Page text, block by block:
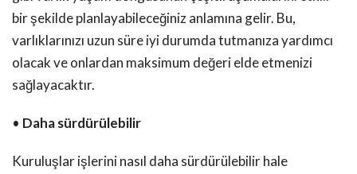
bir şekilde planlayabileceğiniz anlamına gelir. Bu,
varlıklarınızı uzun süre iyi durumda tutmanıza yardımcı
olacak ve onlardan maksimum değeri elde etmenizi
sağlayacaktır.
• Daha sürdürülebilir
Kuruluşlar işlerini nasıl daha sürdürülebilir hale